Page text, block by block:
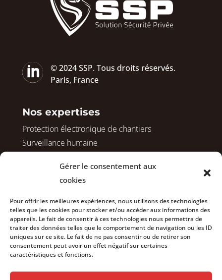
Gérer le consentement aux
cookies
Pour offrir les meilleures expériences, nous utilisons des technologies
telles que les cookies pour stocker et/ou accéder aux informations des
appareils. Le fait de consentir à ces technologies nous permettra de
traiter des données telles que le comportement de navigation ou les ID
uniques sur ce site. Le fait de ne pas consentir ou de retirer son
consentement peut avoir un effet négatif sur certaines
caractéristiques et fonctions.

© 2024 SSP. Tous droits réservés.
Paris, France
Nos expertises
Protection électronique de chantiers
Surveillance humaine
Sécurisation avant démolition
Surveillance de vos copropriétés
Sécurisation de vos bureaux
Nous rejoindre
Actualités